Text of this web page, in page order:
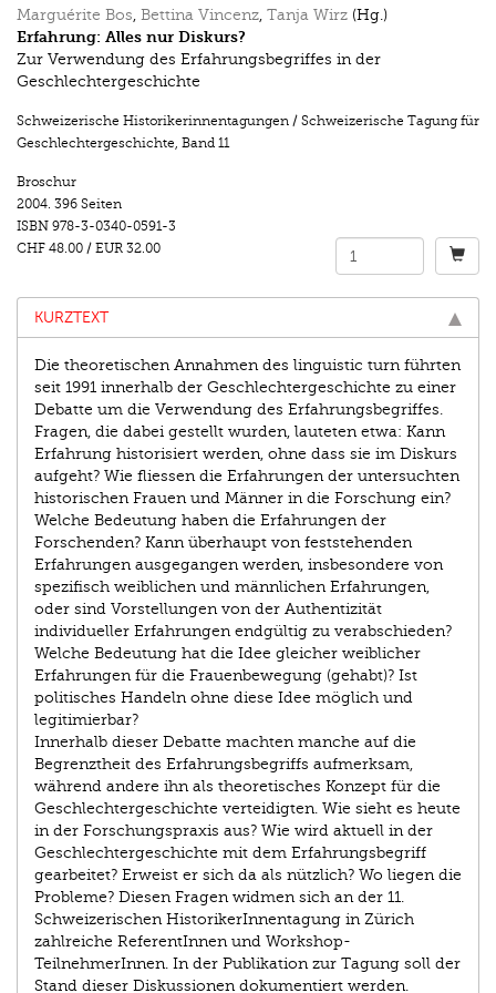
Marguérite Bos, Bettina Vincenz, Tanja Wirz (Hg.)
Erfahrung: Alles nur Diskurs?
Zur Verwendung des Erfahrungsbegriffes in der
Geschlechtergeschichte
Schweizerische Historikerinnentagungen / Schweizerische Tagung für
Geschlechtergeschichte, Band 11
Broschur
2004. 396 Seiten
ISBN 978-3-0340-0591-3
CHF 48.00 / EUR 32.00
KURZTEXT
Die theoretischen Annahmen des linguistic turn führten
seit 1991 innerhalb der Geschlechtergeschichte zu einer
Debatte um die Verwendung des Erfahrungsbegriffes.
Fragen, die dabei gestellt wurden, lauteten etwa: Kann
Erfahrung historisiert werden, ohne dass sie im Diskurs
aufgeht? Wie fliessen die Erfahrungen der untersuchten
historischen Frauen und Männer in die Forschung ein?
Welche Bedeutung haben die Erfahrungen der
Forschenden? Kann überhaupt von feststehenden
Erfahrungen ausgegangen werden, insbesondere von
spezifisch weiblichen und männlichen Erfahrungen,
oder sind Vorstellungen von der Authentizität
individueller Erfahrungen endgültig zu verabschieden?
Welche Bedeutung hat die Idee gleicher weiblicher
Erfahrungen für die Frauenbewegung (gehabt)? Ist
politisches Handeln ohne diese Idee möglich und
legitimierbar?
Innerhalb dieser Debatte machten manche auf die
Begrenztheit des Erfahrungsbegriffs aufmerksam,
während andere ihn als theoretisches Konzept für die
Geschlechtergeschichte verteidigten. Wie sieht es heute
in der Forschungspraxis aus? Wie wird aktuell in der
Geschlechtergeschichte mit dem Erfahrungsbegriff
gearbeitet? Erweist er sich da als nützlich? Wo liegen die
Probleme? Diesen Fragen widmen sich an der 11.
Schweizerischen HistorikerInnentagung in Zürich
zahlreiche ReferentInnen und Workshop-
TeilnehmerInnen. In der Publikation zur Tagung soll der
Stand dieser Diskussionen dokumentiert werden.